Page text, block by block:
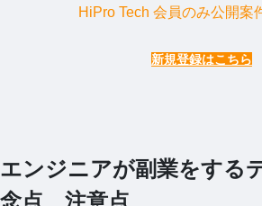
HiPro Tech 会員のみ公開案
新規登録はこちら
エンジニアが副業をする